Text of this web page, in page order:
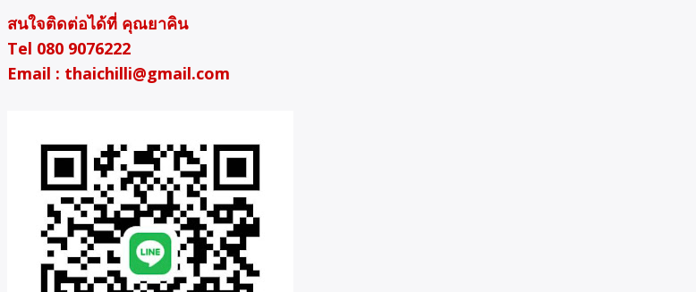
สนใจติดต่อได้ที่ คุณยาคิน
Tel 080 9076222
Email : thaichilli@gmail.com